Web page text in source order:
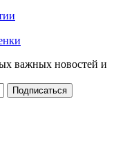
важных новостей и
Подписаться